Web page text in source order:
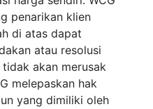
penarikan klien
di atas dapat
atau resolusi
akan merusak
melepaskan hak
yang dimiliki oleh